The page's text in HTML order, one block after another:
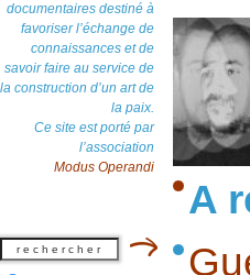
documentaires destiné à
favoriser l’échange de
connaissances et de
savoir faire au service de
la construction d’un art de
la paix.
Ce site est porté par
l’association
Modus Operandi
A